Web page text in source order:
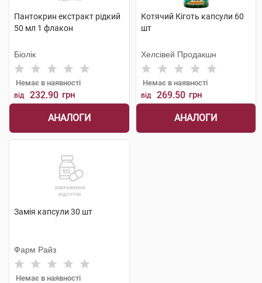
Пантокрин екстракт рідкий
50 мл 1 флакон
Біолік
Немає в наявності
від 232.90 грн
АНАЛОГИ
Котячий Кіготь капсули 60
шт
Хелсівей Продакшн
Немає в наявності
від 269.50 грн
АНАЛОГИ
Замія капсули 30 шт
Фарм Райз
Немає в наявності